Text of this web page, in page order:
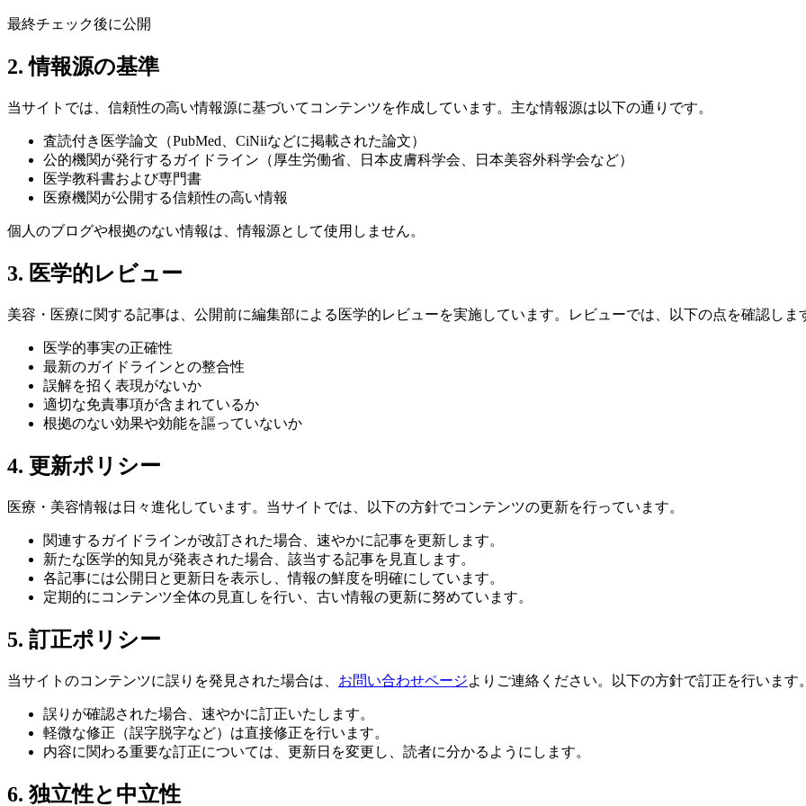
最終チェック後に公開
2. 情報源の基準
当サイトでは、信頼性の高い情報源に基づいてコンテンツを作成しています。主な情報源は以下の通りです。
査読付き医学論文（PubMed、CiNiiなどに掲載された論文）
公的機関が発行するガイドライン（厚生労働省、日本皮膚科学会、日本美容外科学会など）
医学教科書および専門書
医療機関が公開する信頼性の高い情報
個人のブログや根拠のない情報は、情報源として使用しません。
3. 医学的レビュー
美容・医療に関する記事は、公開前に編集部による医学的レビューを実施しています。レビューでは、以下の点を確認しま
医学的事実の正確性
最新のガイドラインとの整合性
誤解を招く表現がないか
適切な免責事項が含まれているか
根拠のない効果や効能を謳っていないか
4. 更新ポリシー
医療・美容情報は日々進化しています。当サイトでは、以下の方針でコンテンツの更新を行っています。
関連するガイドラインが改訂された場合、速やかに記事を更新します。
新たな医学的知見が発表された場合、該当する記事を見直します。
各記事には公開日と更新日を表示し、情報の鮮度を明確にしています。
定期的にコンテンツ全体の見直しを行い、古い情報の更新に努めています。
5. 訂正ポリシー
当サイトのコンテンツに誤りを発見された場合は、 お問い合わせページよりご連絡ください。以下の方針で訂正を行います
誤りが確認された場合、速やかに訂正いたします。
軽微な修正（誤字脱字など）は直接修正を行います。
内容に関わる重要な訂正については、更新日を変更し、読者に分かるようにします。
6. 独立性と中立性